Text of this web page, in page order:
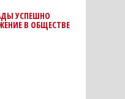
УСПЕШНО
В ОБЩЕСТВЕ